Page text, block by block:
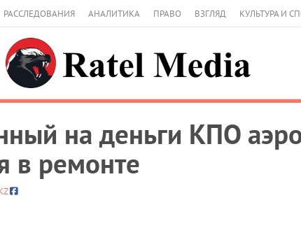
РАССЛЕДОВАНИЯ АНАЛИТИКА ПРАВО ВЗГЛЯД КУЛЬТУРА И
на деньги КПО
в ремонте